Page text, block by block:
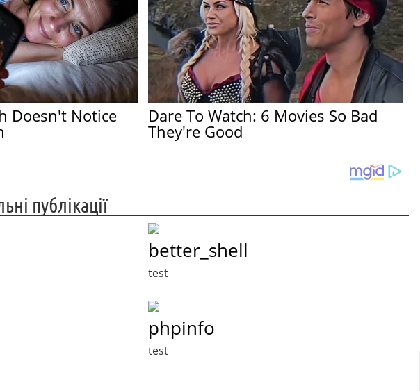
Doesn't Notice Dare To Watch: 6 Movies So Bad
They're Good
публікації
better_shell
test
phpinfo
test